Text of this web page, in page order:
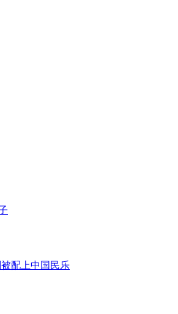
生回应
治霸凌主义
翻车
树
配上中国民乐